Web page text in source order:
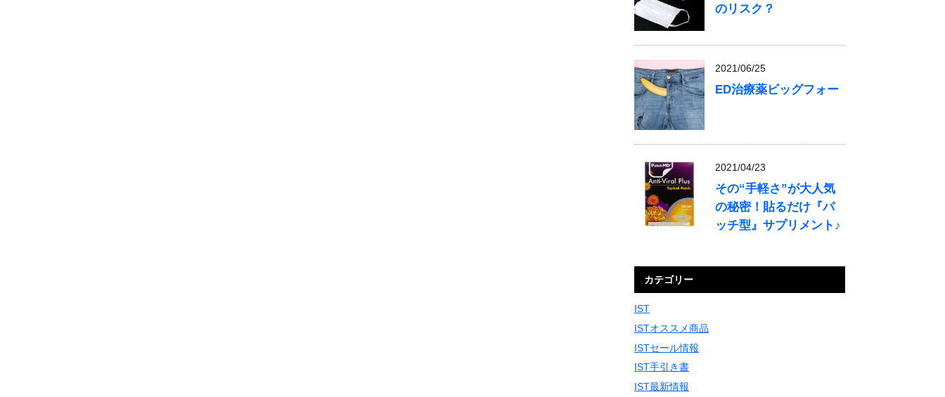
のリスク？
2021/06/25
ED治療薬ビッグフォー
2021/04/23
その“手軽さ”が大人気
の秘密！貼るだけ『パ
ッチ型』サプリメント♪
カテゴリー
IST
ISTオススメ商品
ISTセール情報
IST手引き書
IST最新情報